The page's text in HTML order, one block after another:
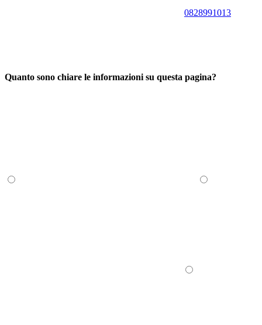
0828991013
Quanto sono chiare le informazioni su questa pagina?